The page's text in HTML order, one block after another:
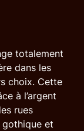
totalement
dans les
choix. Cette
à l’argent
rues
gothique et